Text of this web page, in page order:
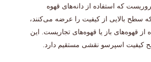
که استفاده از دانه‌های قهوه
که سطح بالایی از کیفیت را عرضه می‌کنند،
از قهوه‌های باز یا قهوه‌های تجاریست. این
اسپرسو نقشی مستقیم دارد.